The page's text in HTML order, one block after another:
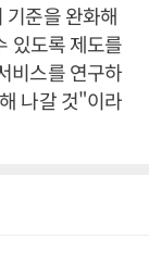
기준을 완화해
있도록 제도를
비스를 연구하
나갈 것"이라